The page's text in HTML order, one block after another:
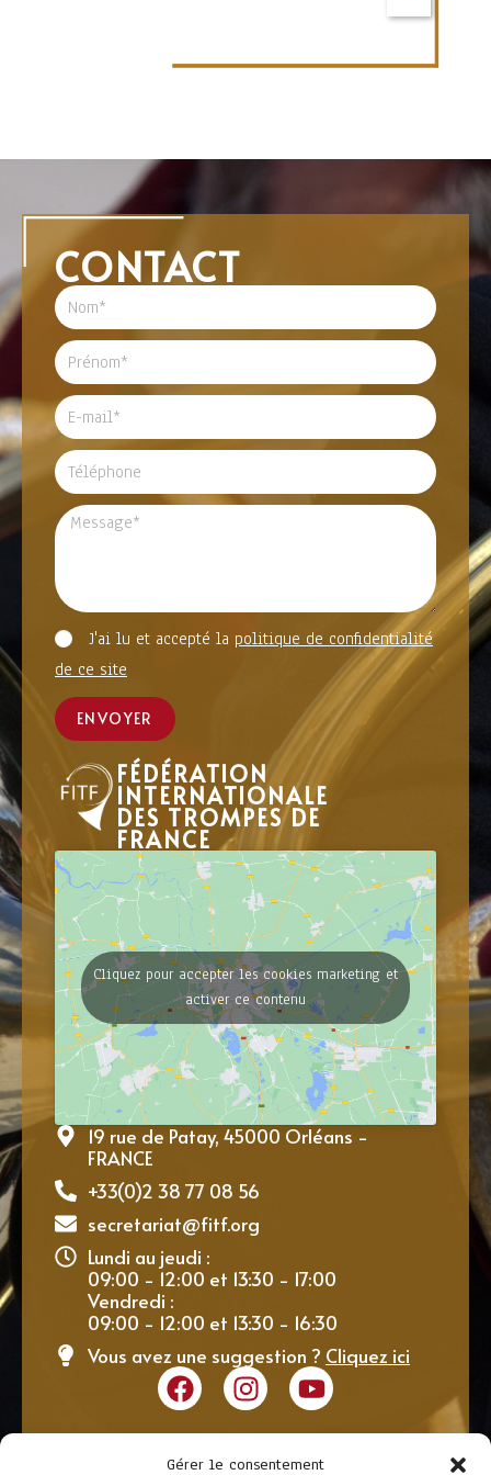
Gérer le consentement
CONTACT
J'ai lu et accepté la politique de confidentialité
de ce site
ENVOYER
FÉDÉRATION
INTERNATIONALE
DES TROMPES DE
FRANCE
Cliquez pour accepter les cookies marketing et
activer ce contenu
19 rue de Patay, 45000 Orléans -
FRANCE
+33(0)2 38 77 08 56
secretariat@fitf.org
Lundi au jeudi :
09:00 - 12:00 et 13:30 - 17:00
Vendredi :
09:00 - 12:00 et 13:30 - 16:30
Vous avez une suggestion ? Cliquez ici